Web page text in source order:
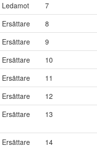
Ledamot
7
Ersättare
8
Ersättare
9
Ersättare
10
Ersättare
11
Ersättare
12
Ersättare 13
Ersättare 14